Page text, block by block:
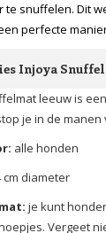
te snuffelen. Dit
perfecte
Injoya
leeuw is
je in de manen
alle honden
cm diameter
je kunt
Vergeet